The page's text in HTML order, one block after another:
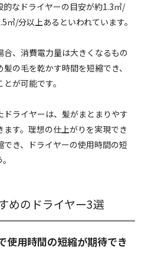
的なドライヤーの目安が約1.3㎥/
㎥/分以上あるといわれています。
、消費電力量は大きくなるもの
の毛を乾かす時間を短縮でき、
が可能です。
ドライヤーは、髪がまとまりやす
す。理想の仕上がりを実現でき
き、ドライヤーの使用時間の短
めのドライヤー3選
使用時間の短縮が期待でき